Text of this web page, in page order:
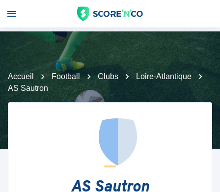
Accueil Football Clubs
Loire-Atlantique
AS Sautron
AS Sautron